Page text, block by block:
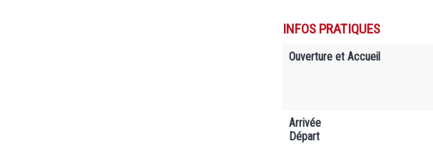
INFOS PRATIQUES
Ouverture et Accueil
Arrivée
Départ